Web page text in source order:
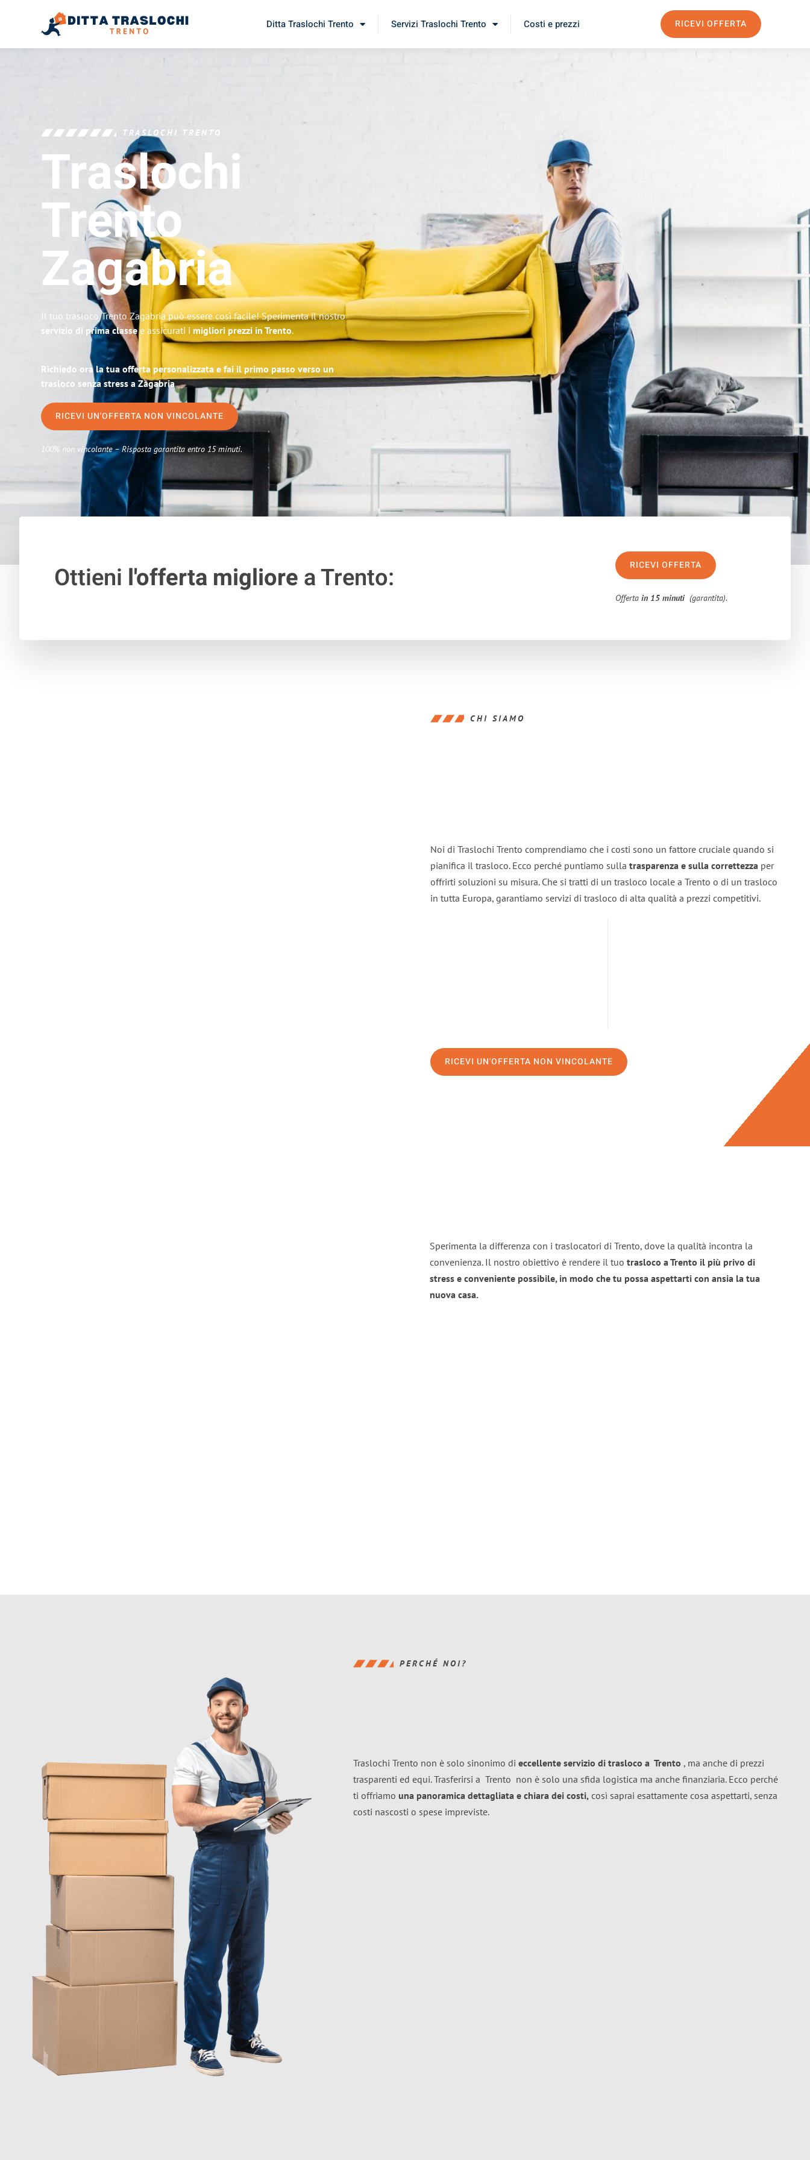
Ditta Traslochi Trento Servizi Traslochi Trento Costi e prezzi RICEVI OFFERTA
TRASLOCHI TRENTO
Traslochi
Trento
Zagabria
Il tuo trasloco Trento Zagabria può essere così facile! Sperimenta il nostro
servizio di prima classee assicurati i migliori prezzi in Trento.
Richiedo ora la tua offerta personalizzata e fai il primo passo verso un
trasloco senza stress a Zagabria
RICEVI UN'OFFERTA NON VINCOLANTE
100% non vincolante – Risposta garantita entro 15 minuti.
Ottieni l'offerta migliorea Trento: RICEVI OFFERTA
Offertain 15 minuti (garantita).
CHI SIAMO
Noi di Traslochi Trento comprendiamo che i costi sono un fattore cruciale quando si
pianifica il trasloco. Ecco perché puntiamo sulla trasparenza e sulla correttezza per
offrirti soluzioni su misura. Che si tratti di un trasloco locale a Trento o di un trasloco
in tutta Europa, garantiamo servizi di trasloco di alta qualità a prezzi competitivi.
RICEVI UN'OFFERTA NON VINCOLANTE
Sperimenta la differenza con i traslocatori di Trento, dove la qualità incontra la
convenienza. Il nostro obiettivo è rendere il tuo trasloco a Trento il più privo di
stress e conveniente possibile, in modo che tu possa aspettarti con ansia la tua
nuova casa.
PERCHÉ NOI?
Traslochi Trento non è solo sinonimo di eccellente servizio di trasloco a Trento , ma anche di prezzi
trasparenti ed equi. Trasferirsi a Trento non è solo una sfida logistica ma anche finanziaria. Ecco perché
ti offriamo una panoramica dettagliata e chiara dei costi, così saprai esattamente cosa aspettarti, senza
costi nascosti o spese impreviste.